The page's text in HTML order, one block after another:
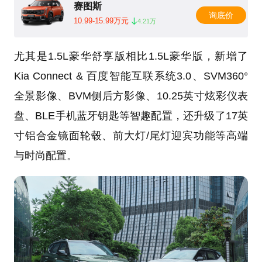
赛图斯
10.99-15.99万元 4.21万
询底价
尤其是1.5L豪华舒享版相比1.5L豪华版，新增了
Kia Connect & 百度智能互联系统3.0、SVM360°
全景影像、BVM侧后方影像、10.25英寸炫彩仪表
盘、BLE手机蓝牙钥匙等智趣配置，还升级了17英
寸铝合金镜面轮毂、前大灯/尾灯迎宾功能等高端
与时尚配置。